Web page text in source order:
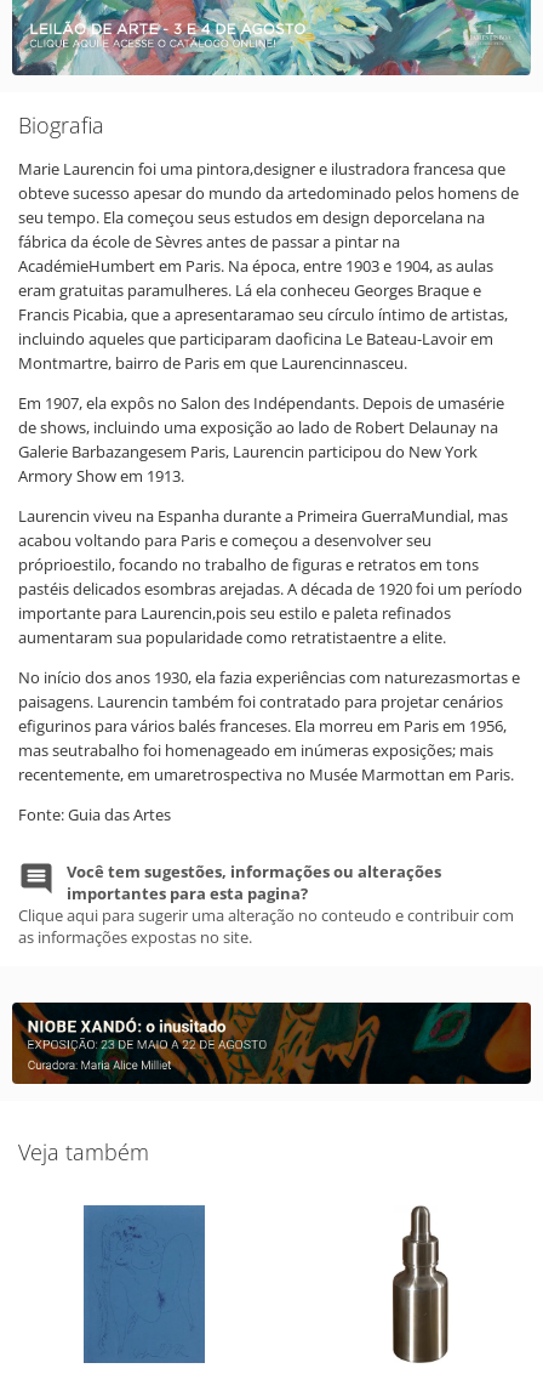
Biografia
Marie Laurencin foi uma pintora,designer e ilustradora francesa que
obteve sucesso apesar do mundo da artedominado pelos homens de
seu tempo. Ela começou seus estudos em design deporcelana na
fábrica da école de Sèvres antes de passar a pintar na
AcadémieHumbert em Paris. Na época, entre 1903 e 1904, as aulas
eram gratuitas paramulheres. Lá ela conheceu Georges Braque e
Francis Picabia, que a apresentaramao seu círculo íntimo de artistas,
incluindo aqueles que participaram daoficina Le Bateau-Lavoir em
Montmartre, bairro de Paris em que Laurencinnasceu.
Em 1907, ela expôs no Salon des Indépendants. Depois de umasérie
de shows, incluindo uma exposição ao lado de Robert Delaunay na
Galerie Barbazangesem Paris, Laurencin participou do New York
Armory Show em 1913.
Laurencin viveu na Espanha durante a Primeira GuerraMundial, mas
acabou voltando para Paris e começou a desenvolver seu
próprioestilo, focando no trabalho de figuras e retratos em tons
pastéis delicados esombras arejadas. A década de 1920 foi um período
importante para Laurencin,pois seu estilo e paleta refinados
aumentaram sua popularidade como retratistaentre a elite.
No início dos anos 1930, ela fazia experiências com naturezasmortas e
paisagens. Laurencin também foi contratado para projetar cenários
efigurinos para vários balés franceses. Ela morreu em Paris em 1956,
mas seutrabalho foi homenageado em inúmeras exposições; mais
recentemente, em umaretrospectiva no Musée Marmottan em Paris.
Fonte: Guia das Artes
Você tem sugestões, informações ou alterações
importantes para esta pagina?
Clique aqui para sugerir uma alteração no conteudo e contribuir com
as informações expostas no site.
Veja também